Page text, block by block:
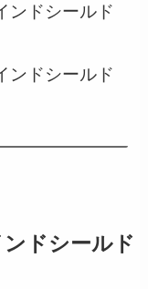
ンドシールド
ンドシールド
ドシールド